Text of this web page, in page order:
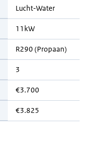
Lucht-Water
11kW
R290 (Propaan)
3
€3.700
€3.825